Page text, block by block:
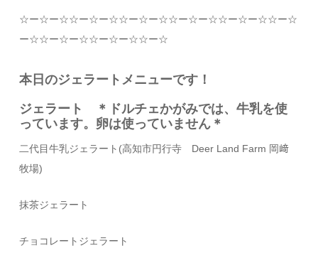
☆ー☆ー☆☆ー☆ー☆☆ー☆ー☆☆ー☆ー☆☆ー☆ー☆☆ー☆
ー☆☆ー☆ー☆☆ー☆ー☆☆ー☆
本日のジェラートメニューです！
ジェラート ＊ドルチェかがみでは、牛乳を使
っています。卵は使っていません＊
二代目牛乳ジェラート (高知市円行寺 Deer Land Farm 岡﨑
牧場)
抹茶ジェラート
チョコレートジェラート